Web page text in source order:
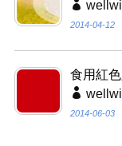
2014-04-12
食用紅
2014-06-03